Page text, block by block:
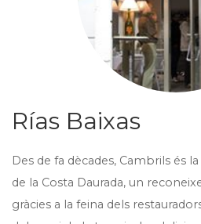
Rías Baixas
Des de fa dècades, Cambrils és
de la Costa Daurada, un
gràcies a la feina dels